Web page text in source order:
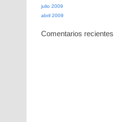
julio 2009
abril 2009
Comentarios recientes